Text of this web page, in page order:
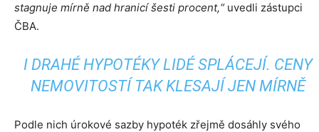
stagnuje mírně nad hranicí šesti procent,“uvedli zástupci
ČBA.
I DRAHÉ HYPOTÉKY LIDÉ SPLÁCEJÍ. CENY
NEMOVITOSTÍ TAK KLESAJÍ JEN MÍRNĚ
Podle nich úrokové sazby hypoték zřejmě dosáhly svého